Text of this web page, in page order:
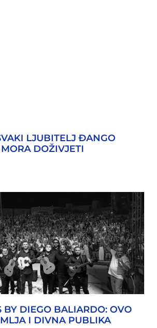
LJUBITELJ ĐANGO
DOŽIVJETI
BY DIEGO BALIARDO: OVO
I DIVNA PUBLIKA